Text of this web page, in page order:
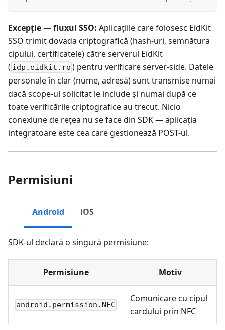
Excepție — fluxul SSO: Aplicațiile care folosesc EidKit
SSO trimit dovada criptografică (hash-uri, semnătura
cipului, certificatele) către serverul EidKit
( idp.eidkit.ro ) pentru verificare server-side. Datele
personale în clar (nume, adresă) sunt transmise numai
dacă scope-ul solicitat le include și numai după ce
toate verificările criptografice au trecut. Nicio
conexiune de rețea nu se face din SDK — aplicația
integratoare este cea care gestionează POST-ul.
Permisiuni
Android iOS
SDK-ul declară o singură permisiune:
Permisiune Motiv
android.permission.NFC
Comunicare cu cipul
cardului prin NFC